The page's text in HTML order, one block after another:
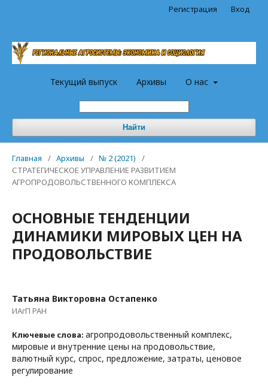
Текущий выпуск Архивы О нас
Найти
Регистрация Вход
Главная / Архивы / № 2 (2021)
/
СТРАТЕГИЧЕСКОЕ УПРАВЛЕНИЕ РАЗВИТИЕМ
АГРОПРОДОВОЛЬСТВЕННОГО КОМПЛЕКСА
ОСНОВНЫЕ ТЕНДЕНЦИИ
ДИНАМИКИ МИРОВЫХ ЦЕН НА
ПРОДОВОЛЬСТВИЕ
Татьяна Викторовна Остапенко
ИАгП РАН
Ключевые слова: агропродовольственный комплекс,
мировые и внутренние цены на продовольствие,
валютный курс, спрос, предложение, затраты, ценовое
регулирование